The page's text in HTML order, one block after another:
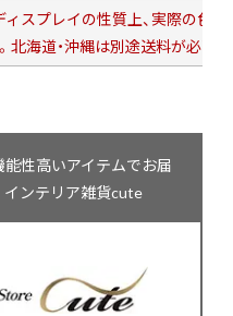
ィスプレイの性質上、実際の色
北海道・沖縄は別途送料が必要
性高いアイテムでお届
インテリア雑貨cute